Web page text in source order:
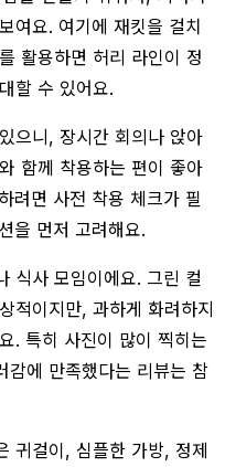
여요. 여기에 재킷을 걸치
활용하면 허리 라인이 정
할 수 있어요.
으니, 장시간 회의나 앉아
함께 착용하는 편이 좋아
려면 사전 착용 체크가 필
을 먼저 고려해요.
식사 모임이에요. 그린 컬
적이지만, 과하게 화려하지
. 특히 사진이 많이 찍히는
감에 만족했다는 리뷰는 참
귀걸이, 심플한 가방, 정제